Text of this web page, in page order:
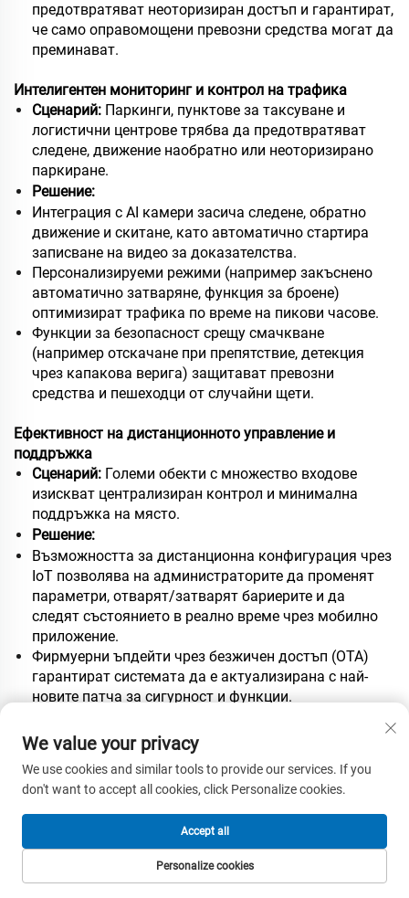
предотвратяват неоторизиран достъп и гарантират,
че само оправомощени превозни средства могат да
преминават.
Интелигентен мониторинг и контрол на трафика
Сценарий: Паркинги, пунктове за таксуване и
логистични центрове трябва да предотвратяват
следене, движение наобратно или неоторизирано
паркиране.
Решение:
Интеграция с AI камери засича следене, обратно
движение и скитане, като автоматично стартира
записване на видео за доказателства.
Персонализируеми режими (например закъснено
автоматично затваряне, функция за броене)
оптимизират трафика по време на пикови часове.
Функции за безопасност срещу смачкване
(например отскачане при препятствие, детекция
чрез капакова верига) защитават превозни
средства и пешеходци от случайни щети.
Ефективност на дистанционното управление и
поддръжка
Сценарий: Големи обекти с множество входове
изискват централизиран контрол и минимална
поддръжка на място.
Решение:
Възможността за дистанционна конфигурация чрез
IoT позволява на администраторите да променят
параметри, отварят/затварят бариерите и да
следят състоянието в реално време чрез мобилно
приложение.
Фирмуерни ъпдейти чрез безжичен достъп (OTA)
гарантират системата да е актуализирана с най-
новите патча за сигурност и функции.
колелка) и опционално автоматично вдигане при
прекъсване на тока осигуряват непрекъснато
функциониране.
Гъвкаво разполагане за различни среди
От тесни алеи до широки индустриални
входове, бариерната порта трябва да се адаптира
към различни изисквания за пространство и
We value your privacy
We use cookies and similar tools to provide our services. If you
don't want to accept all cookies, click Personalize cookies.
Personalize cookies
Accept all